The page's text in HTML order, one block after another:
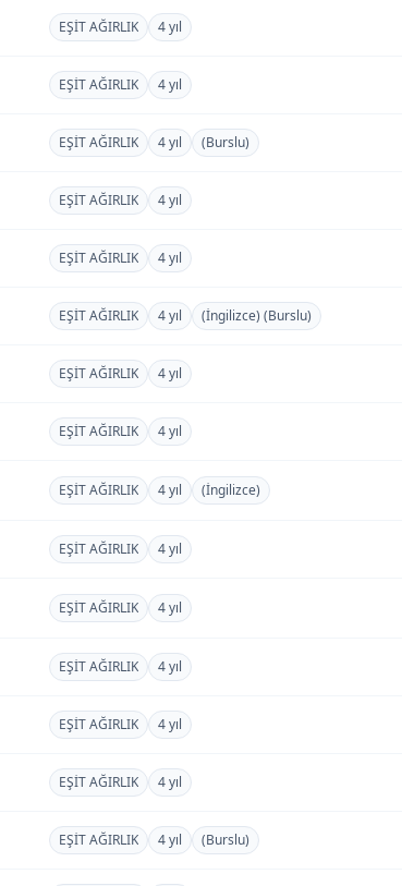
EŞİT AĞIRLIK 4 yıl
EŞİT AĞIRLIK 4 yıl
EŞİT AĞIRLIK 4 yıl (Burslu)
EŞİT AĞIRLIK 4 yıl
EŞİT AĞIRLIK 4 yıl
EŞİT AĞIRLIK 4 yıl (İngilizce) (Burslu)
EŞİT AĞIRLIK 4 yıl
EŞİT AĞIRLIK 4 yıl
EŞİT AĞIRLIK 4 yıl (İngilizce)
EŞİT AĞIRLIK 4 yıl
EŞİT AĞIRLIK 4 yıl
EŞİT AĞIRLIK 4 yıl
EŞİT AĞIRLIK 4 yıl
EŞİT AĞIRLIK 4 yıl
EŞİT AĞIRLIK 4 yıl (Burslu)